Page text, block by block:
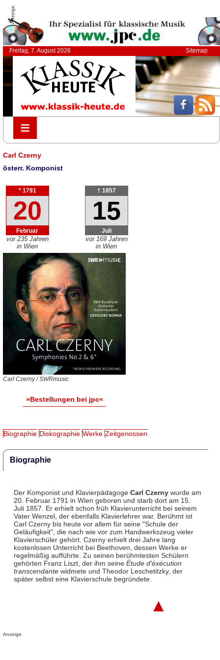
Anzeige
Freitag, 7. August 2026 Sitemap
≡
≡
Carl Czerny
österr. Komponist
* 1791
20
Februar
vor 235 Jahren
in Wien
† 1857
15
Juli
vor 169 Jahren
in Wien
Carl Czerny / SWRmusic
»Bestellungen bei jpc«
Biographie Diskographie Werke Zeitgenossen
Biographie
Der Komponist und Klavierpädagoge Carl Czernywurde am
20. Februar 1791 in Wien geboren und starb dort am 15.
Juli 1857. Er erhielt schon früh Klavierunterricht bei seinem
Vater Wenzel, der ebenfalls Klavierlehrer war. Berühmt ist
Carl Czerny bis heute vor allem für seine "Schule der
Geläufigkeit", die nach wie vor zum Handwerkszeug vieler
Klavierschüler gehört. Czerny erhielt drei Jahre lang
kostenlosen Unterricht bei Beethoven, dessen Werke er
regelmäßig aufführte. Zu seinen berühmtesten Schülern
gehörten Franz Liszt, der ihm seine Étude d'éxécution
transcendantewidmete und Theodor Leschetitzky, der
später selbst eine Klavierschule begründete.
▲
Anzeige